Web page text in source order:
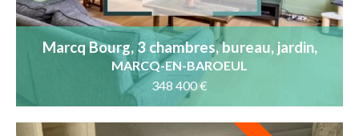
Marcq Bourg, 3 chambres, bureau, jardin,
garage
MARCQ-EN-BAROEUL
348 400 €